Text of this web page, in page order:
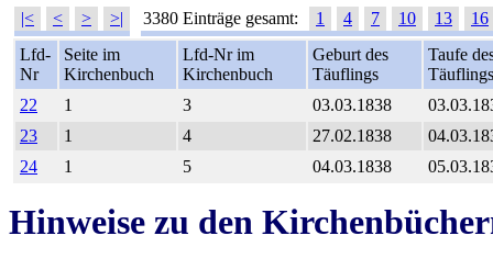
|< < > >| 3380 Einträge gesamt: 1 4 7 10 13
16
Lfd-
Nr
Seite im
Kirchenbuch
Lfd-Nr im
Kirchenbuch
Geburt des
Täuflings
Taufe
Täuflings
22
1 3 03.03.1838
23
1 4 27.02.1838
24
1 5 04.03.1838
Hinweise zu den